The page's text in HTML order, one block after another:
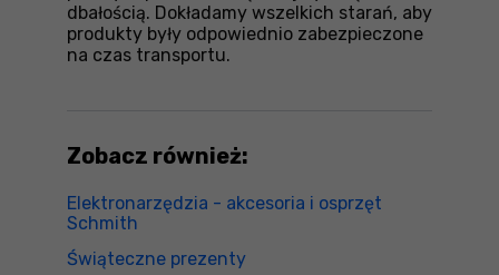
dbałością. Dokładamy wszelkich starań, aby
produkty były odpowiednio zabezpieczone
na czas transportu.
Zobacz również:
Elektronarzędzia - akcesoria i osprzęt
Schmith
Świąteczne prezenty